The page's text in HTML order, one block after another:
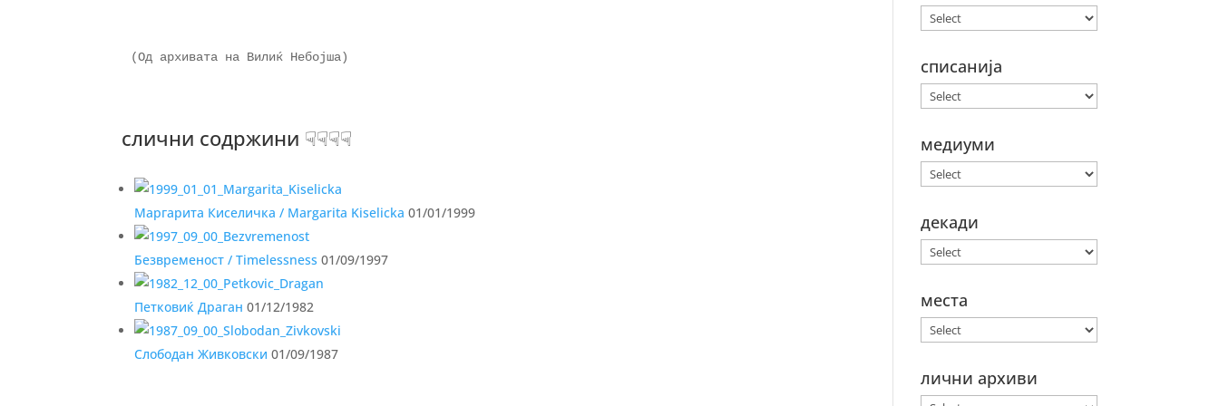
(Од архивата на Вилиќ Небојша)
слични содржини ☟☟☟☟
Маргарита Киселичка / Margarita Kiselicka 01/01/1999
Безвременост / Timelessness 01/09/1997
Петковиќ Драган 01/12/1982
Слободан Живковски 01/09/1987
списанија
медиуми
декади
места
лични архиви